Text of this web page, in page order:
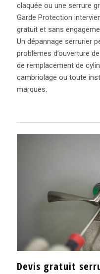
claquée ou une serrure
Garde Protection
gratuit et sans
Un dépannage serrurier
problèmes d’ouverture
de remplacement de
cambriolage ou toute
marques.
Devis gratuit